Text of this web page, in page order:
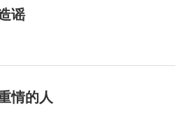
谣
情的人